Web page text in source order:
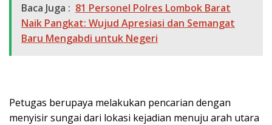
Baca Juga : 81 Personel Polres Lombok Barat
Naik Pangkat: Wujud Apresiasi dan Semangat
Baru Mengabdi untuk Negeri
Petugas berupaya melakukan pencarian dengan
menyisir sungai dari lokasi kejadian menuju arah utara